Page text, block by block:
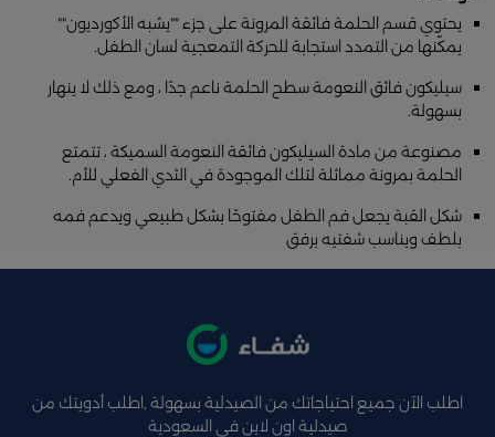
يحتوي قسم الحلمة فائقة المرونة على جزء ""يشبه الأكورديون""
يمكّنها من التمدد استجابة للحركة التمعجية لسان الطفل.
سيليكون فائق النعومة سطح الحلمة ناعم جدًا ، ومع ذلك لا ينهار
بسهولة.
مصنوعة من مادة السيليكون فائقة النعومة السميكة ، تتمتع
الحلمة بمرونة مماثلة لتلك الموجودة في الثدي الفعلي للأم.
شكل القبة يجعل فم الطفل مفتوحًا بشكل طبيعي ويدعم فمه
بلطف ويناسب شفتيه برفق
اطلب الآن جميع احتياجاتك من الصيدلية بسهولة ,اطلب أدويتك من
صيدلية اون لاين فى السعودية